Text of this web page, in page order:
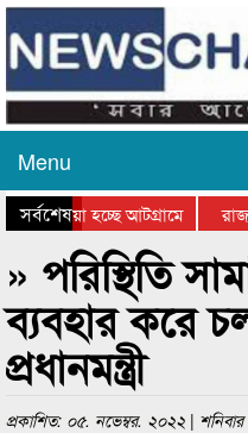
Menu
সর্বশেষ
যাওয়া হচ্ছে আটগ্রামে
পুরস্কার বিতরণ সম্পন্ন
» পরিস্থিতি
ব্যবহার করে
প্রধানমন্ত্রী
প্রকাশিত: ০৫. নভেম্বর. ২০২২ | শনিবার